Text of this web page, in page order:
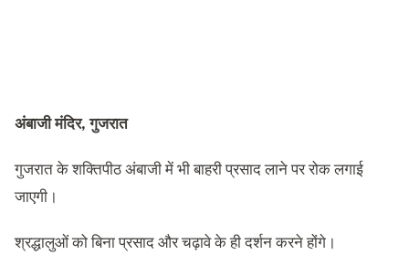
अंबाजी मंदिर, गुजरात
गुजरात के शक्तिपीठ अंबाजी में भी बाहरी प्रसाद लाने पर रोक लगाई
जाएगी।
श्रद्धालुओं को बिना प्रसाद और चढ़ावे के ही दर्शन करने होंगे।